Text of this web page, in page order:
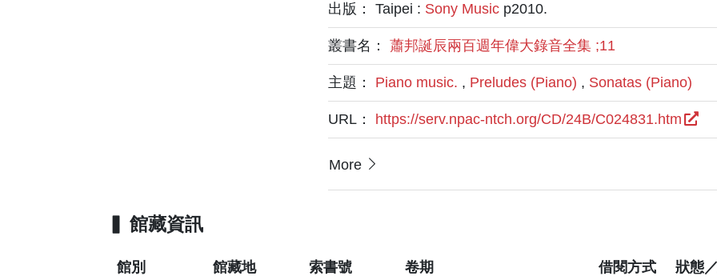
出版： Taipei : Sony Musicp2010.
叢書名： 蕭邦誕辰兩百週年偉大錄音全集 ;11
主題： Piano music. , Preludes (Piano) , Sonatas (Piano)
URL： https://serv.npac-ntch.org/CD/24B/C024831.htm
More
館藏資訊
館別 館藏地 索書號 卷期 借閱方式 狀態